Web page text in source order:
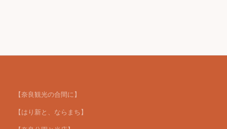
【奈良観光の合間に】
【はり新と、ならまち】